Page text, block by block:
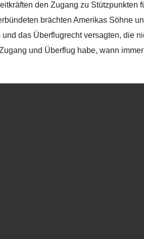
den Zugang zu Stützpunkten
brächten Amerikas Söhne
das Überflugrecht versagten, die
und Überflug habe, wann